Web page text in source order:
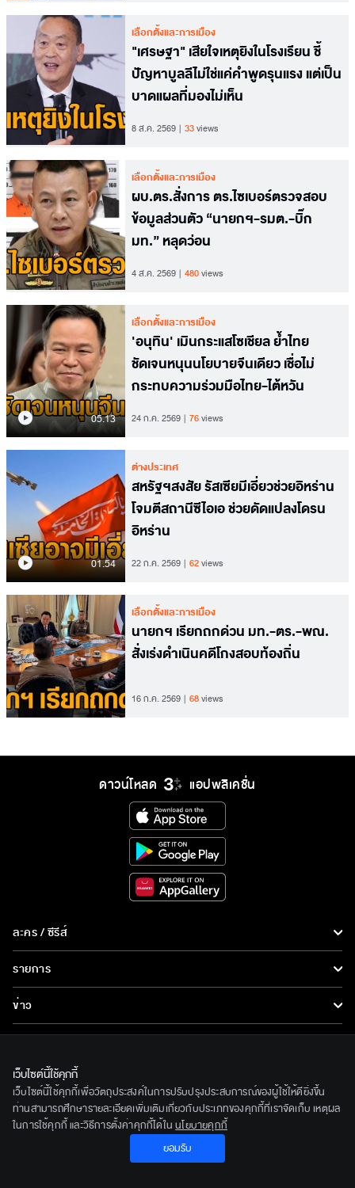
เลือกตั้งและการเมือง
"เศรษฐา" เสียใจเหตุยิงในโรงเรียน ชี้
ปัญหาบูลลีไม่ใช่แค่คำพูดรุนแรง แต่เป็น
บาดแผลที่มองไม่เห็น
8 ส.ค. 2569 33views
เลือกตั้งและการเมือง
ผบ.ตร.สั่งการ ตร.ไซเบอร์ตรวจสอบ
ข้อมูลส่วนตัว “นายกฯ-รมต.-บิ๊ก
มท.” หลุดว่อน
4 ส.ค. 2569 480views
05.13
เลือกตั้งและการเมือง
'อนุทิน' เมินกระแสโซเชียล ย้ำไทย
ชัดเจนหนุนนโยบายจีนเดียว เชื่อไม่
กระทบความร่วมมือไทย-ไต้หวัน
24 ก.ค. 2569 76views
01.54
ต่างประเทศ
สหรัฐฯสงสัย รัสเซียมีเอี่ยวช่วยอิหร่าน
โจมตีสถานีซีไอเอ ช่วยดัดแปลงโดรน
อิหร่าน
22 ก.ค. 2569 62views
เลือกตั้งและการเมือง
นายกฯ เรียกถกด่วน มท.-ตร.-พณ.
สั่งเร่งดำเนินคดีโกงสอบท้องถิ่น
16 ก.ค. 2569 68views
ดาวน์โหลด แอปพลิเคชั่น
ละคร / ซีรีส์
ซีรีส์นานาชาติ
การ์ตูน & เกม
รายการ
ข่าว
ข่าวประชาสัมพันธ์
ทีวีออนไลน์
เกี่ยวกับเรา
BEC World
รู้จักเรา
ติดตามเราได้ที่
© 2020 Bangkok Entertainment Co.,Ltd. All Rights Reserved.
เว็บไซต์นี้ใช้คุกกี้
เว็บไซต์นี้ใช้คุกกี้เพื่อวัตถุประสงค์ในการปรับปรุงประสบการณ์ของผู้ใช้ให้ดียิ่งขึ้น
ท่านสามารถศึกษารายละเอียดเพิ่มเติมเกี่ยวกับประเภทของคุกกี้ที่เราจัดเก็บ เหตุผล
ในการใช้คุกกี้ และวิธีการตั้งค่าคุกกี้ได้ใน นโยบายคุกกี้
ยอมรับ